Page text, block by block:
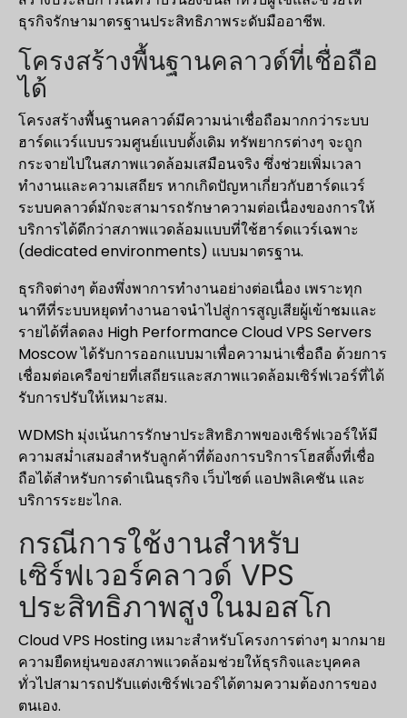
ธุรกิจรักษามาตรฐานประสิทธิภาพระดับมืออาชีพ.
โครงสร้างพื้นฐานคลาวด์ที่เชื่อถือ
ได้
โครงสร้างพื้นฐานคลาวด์มีความน่าเชื่อถือมากกว่าระบบ
ฮาร์ดแวร์แบบรวมศูนย์แบบดั้งเดิม ทรัพยากรต่างๆ จะถูก
กระจายไปในสภาพแวดล้อมเสมือนจริง ซึ่งช่วยเพิ่มเวลา
ทำงานและความเสถียร หากเกิดปัญหาเกี่ยวกับฮาร์ดแวร์
ระบบคลาวด์มักจะสามารถรักษาความต่อเนื่องของการให้
บริการได้ดีกว่าสภาพแวดล้อมแบบที่ใช้ฮาร์ดแวร์เฉพาะ
(dedicated environments) แบบมาตรฐาน.
ธุรกิจต่างๆ ต้องพึ่งพาการทำงานอย่างต่อเนื่อง เพราะทุก
นาทีที่ระบบหยุดทำงานอาจนำไปสู่การสูญเสียผู้เข้าชมและ
รายได้ที่ลดลง High Performance Cloud VPS Servers
Moscow ได้รับการออกแบบมาเพื่อความน่าเชื่อถือ ด้วยการ
เชื่อมต่อเครือข่ายที่เสถียรและสภาพแวดล้อมเซิร์ฟเวอร์ที่ได้
รับการปรับให้เหมาะสม.
WDMSh มุ่งเน้นการรักษาประสิทธิภาพของเซิร์ฟเวอร์ให้มี
ความสม่ำเสมอสำหรับลูกค้าที่ต้องการบริการโฮสติ้งที่เชื่อ
ถือได้สำหรับการดำเนินธุรกิจ เว็บไซต์ แอปพลิเคชัน และ
บริการระยะไกล.
กรณีการใช้งานสำหรับ
เซิร์ฟเวอร์คลาวด์ VPS
ประสิทธิภาพสูงในมอสโก
Cloud VPS Hosting เหมาะสำหรับโครงการต่างๆ มากมาย
ความยืดหยุ่นของสภาพแวดล้อมช่วยให้ธุรกิจและบุคคล
ทั่วไปสามารถปรับแต่งเซิร์ฟเวอร์ได้ตามความต้องการของ
ตนเอง.